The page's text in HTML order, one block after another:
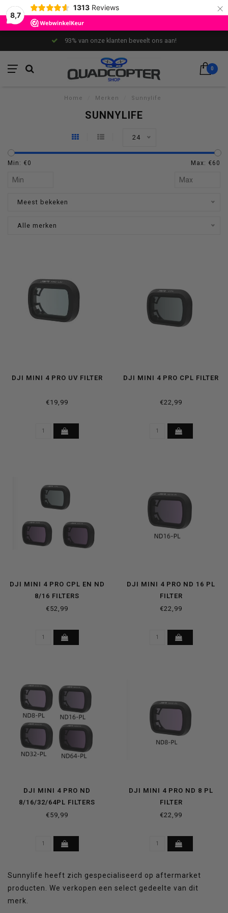
8,7
1313 Reviews ×
93% van onze klanten beveelt ons aan!
0
Home Merken Sunnylife
SUNNYLIFE
24
Min: €0 Max: €60
Meest bekeken
Alle merken
DJI MINI 4 PRO UV FILTER
€19,99
DJI MINI 4 PRO CPL FILTER
€22,99
DJI MINI 4 PRO CPL EN ND
8/16 FILTERS
€52,99
DJI MINI 4 PRO ND 16 PL
FILTER
€22,99
DJI MINI 4 PRO ND
8/16/32/64PL FILTERS
€59,99
DJI MINI 4 PRO ND 8 PL
FILTER
€22,99
Sunnylife heeft zich gespecialiseerd op aftermarket
producten. We verkopen een select gedeelte van dit
merk.